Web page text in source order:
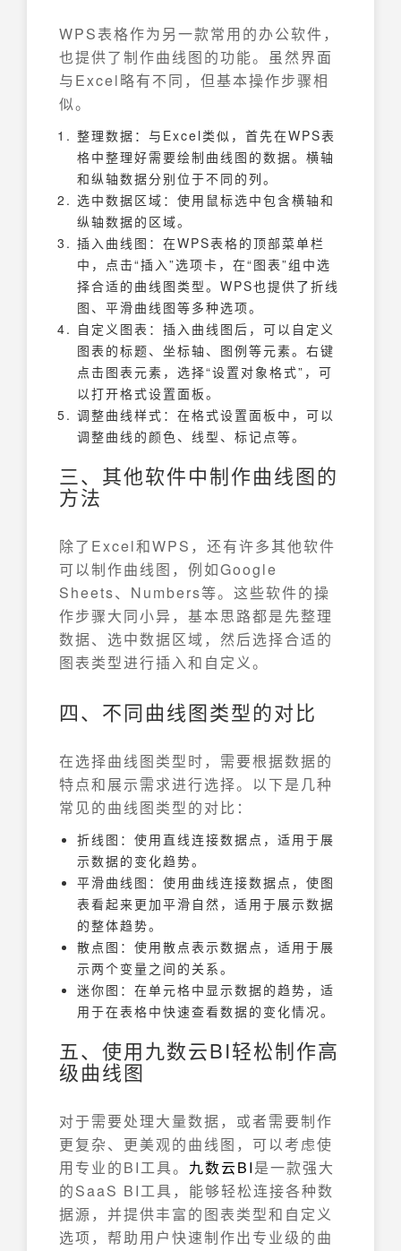
WPS表格作为另一款常用的办公软件，
也提供了制作曲线图的功能。虽然界面
与Excel略有不同，但基本操作步骤相
似。
整理数据：与Excel类似，首先在WPS表
格中整理好需要绘制曲线图的数据。横轴
和纵轴数据分别位于不同的列。
选中数据区域：使用鼠标选中包含横轴和
纵轴数据的区域。
插入曲线图：在WPS表格的顶部菜单栏
中，点击“插入”选项卡，在“图表”组中选
择合适的曲线图类型。WPS也提供了折线
图、平滑曲线图等多种选项。
自定义图表：插入曲线图后，可以自定义
图表的标题、坐标轴、图例等元素。右键
点击图表元素，选择“设置对象格式”，可
以打开格式设置面板。
调整曲线样式：在格式设置面板中，可以
调整曲线的颜色、线型、标记点等。
三、其他软件中制作曲线图的
方法
除了Excel和WPS，还有许多其他软件
可以制作曲线图，例如Google
Sheets、Numbers等。这些软件的操
作步骤大同小异，基本思路都是先整理
数据、选中数据区域，然后选择合适的
图表类型进行插入和自定义。
四、不同曲线图类型的对比
在选择曲线图类型时，需要根据数据的
特点和展示需求进行选择。以下是几种
常见的曲线图类型的对比：
折线图：使用直线连接数据点，适用于展
示数据的变化趋势。
平滑曲线图：使用曲线连接数据点，使图
表看起来更加平滑自然，适用于展示数据
的整体趋势。
散点图：使用散点表示数据点，适用于展
示两个变量之间的关系。
迷你图：在单元格中显示数据的趋势，适
用于在表格中快速查看数据的变化情况。
五、使用九数云BI轻松制作高
级曲线图
对于需要处理大量数据，或者需要制作
更复杂、更美观的曲线图，可以考虑使
用专业的BI工具。 九数云BI是一款强大
的SaaS BI工具，能够轻松连接各种数
据源，并提供丰富的图表类型和自定义
选项，帮助用户快速制作出专业级的曲